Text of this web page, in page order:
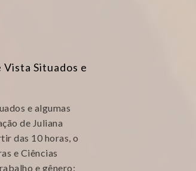
Situados e
e algumas
de Juliana
das 10 horas, o
e Ciências
e gênero: